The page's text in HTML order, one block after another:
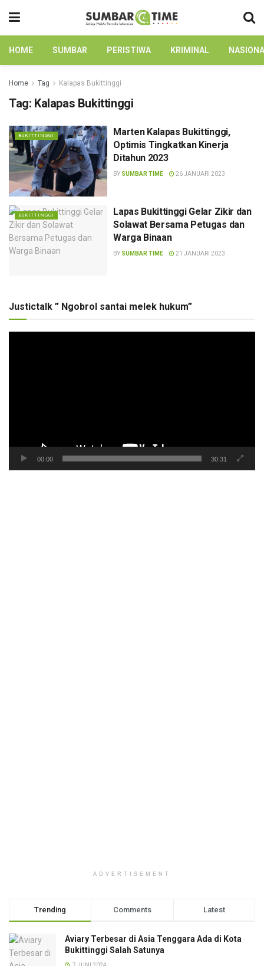
HOME SUMBAR PERISTIWA KRIMINAL
Home Tag Kalapas Bukittinggi
Tag: Kalapas Bukittinggi
BUKITTINGGI
Marten Kalapas Bukittinggi,
Optimis Tingkatkan Kinerja
Ditahun 2023
BY SUMBAR TIME 26 JANUARI 2023
BUKITTINGGI
Lapas Bukittinggi Gelar Zikir dan
Solawat Bersama Petugas dan
Warga Binaan
BY SUMBAR TIME 21 JANUARI 2023
Justictalk ” Ngobrol santai melek hukum”
00:00 30:31
ADVERTISEMENT
Trending Comments Latest
Aviary Terbesar di Asia Tenggara Ada di Kota
Bukittinggi Salah Satunya